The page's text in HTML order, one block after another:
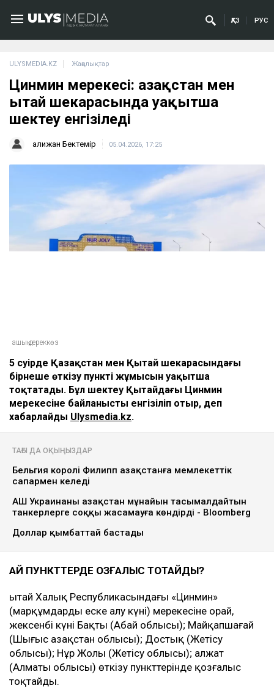
ҚАЗ РУС
ULYSMEDIA.KZ Жаңалықтар
Цинмин мерекесі: Қазақстан мен
Қытай шекарасында уақытша
шектеу енгізіледі
Қалижан Бектемір 05.04.2026, 17:25
ашық дереккөз
5 сәуірде Қазақстан мен Қытай шекарасындағы
бірнеше өткізу пункті жұмысын уақытша
тоқтатады. Бұл шектеу Қытайдағы Цинмин
мерекесіне байланысты енгізіліп отыр, деп
хабарлайды Ulysmedia.kz.
ТАҒЫ ДА ОҚЫҢЫЗДАР
Бельгия королі Филипп Қазақстанға мемлекеттік
сапармен келеді
АҚШ Украинаны Қазақстан мұнайын тасымалдайтын
танкерлерге соққы жасамауға көндірді - Bloomberg
Доллар қымбаттай бастады
ҚАЙ ПУНКТТЕРДЕ ҚОЗҒАЛЫС ТОҚТАЙДЫ?
Қытай Халық Республикасындағы «Цинмин»
(марқұмдарды еске алу күні) мерекесіне орай,
жексенбі күні Бақты (Абай облысы); Майқапшағай
(Шығыс Қазақстан облысы); Достық (Жетісу
облысы); Нұр Жолы (Жетісу облысы); Қалжат
(Алматы облысы) өткізу пункттерінде қозғалыс
тоқтайды.